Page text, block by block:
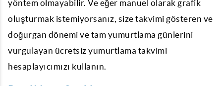
yöntem olmayabilir. Ve eğer manuel olarak grafik
oluşturmak istemiyorsanız, size takvimi gösteren ve
doğurgan dönemi ve tam yumurtlama günlerini
vurgulayan ücretsiz yumurtlama takvimi
hesaplayıcımızı kullanın.